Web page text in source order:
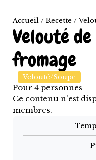
Accueil / Recette /
Velouté
fromage
Velouté/Soupe
Pour 4 personnes
Ce contenu n'est
membres.